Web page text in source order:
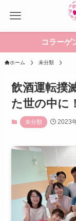
コラーゲ
ホーム 未分類
飲酒運転撲
た世の中に
未分類 2023